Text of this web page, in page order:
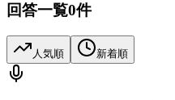
回答一覧0件
人気順 新着順